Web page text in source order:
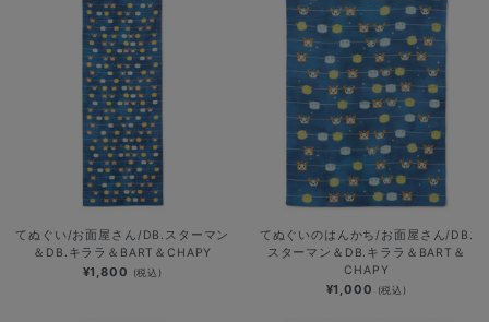
てぬぐい/お面屋さん/DB.スターマン
＆DB.キララ＆BART＆CHAPY
¥1,800 (税込)
てぬぐいのはんかち/お面屋さん/DB.
スターマン＆DB.キララ＆BART＆
CHAPY
¥1,000 (税込)